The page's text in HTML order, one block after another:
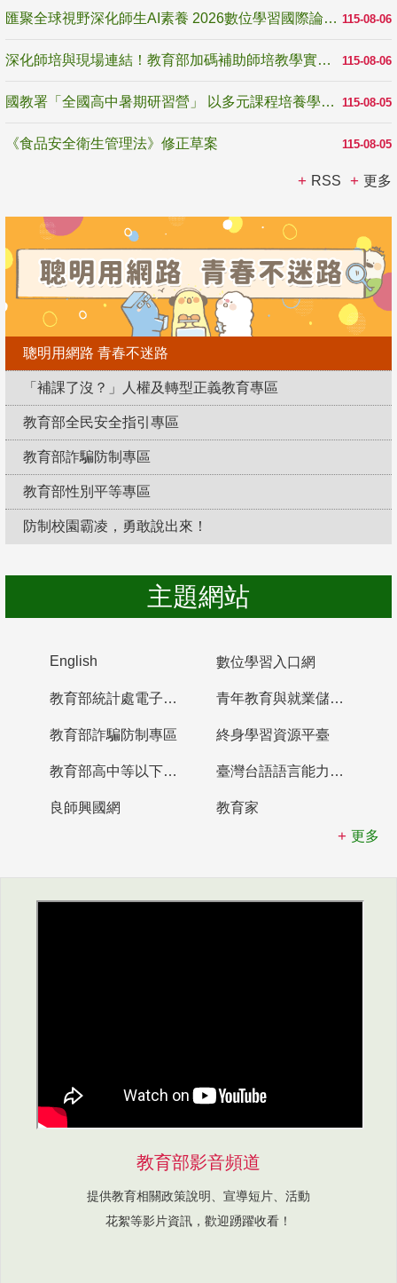
115-08-06
匯聚全球視野深化師生AI素養 2026數位學習國際論壇高雄登場
115-08-06
深化師培與現場連結！教育部加碼補助師培教學實踐研究 10月師培國際研討會交流教學實踐經驗
115-08-05
國教署「全國高中暑期研習營」 以多元課程培養學生瞭解誠信專業與倫理價值
115-08-05
《食品安全衛生管理法》修正草案
RSS 更多
聰明用網路 青春不迷路
「補課了沒？」人權及轉型正義教育專區
教育部全民安全指引專區
教育部詐騙防制專區
教育部性別平等專區
防制校園霸凌，勇敢說出來！
主題網站
English 數位學習入口網
教育部統計處電子書櫃 青年教育與就業儲蓄帳戶
教育部詐騙防制專區 終身學習資源平臺
教育部高中等以下學校及幼兒園教師資格檢定考試 臺灣台語語言能力認證網站
良師興國網
教育家
更多
教育部影音頻道
提供教育相關政策說明、宣導短片、活動
花絮等影片資訊，歡迎踴躍收看！